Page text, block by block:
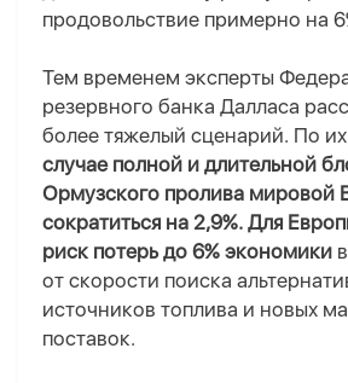
продовольствие примерно на
Тем временем эксперты
резервного банка Далласа
более тяжелый сценарий. По
случае полной и длительной
Ормузского пролива мировой
сократиться на 2,9%. Для
риск потерь до 6% экономики
от скорости поиска
источников топлива и новых
поставок.